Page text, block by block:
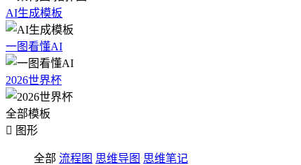
AI生成模板
一图看懂AI
2026世界杯
全部模板
 图形
全部 流程图 思维导图 思维笔记